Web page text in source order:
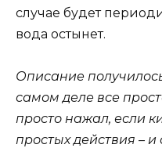
случае будет
вода остынет.
Описание
самом деле все
просто нажал, если
простых действия – и